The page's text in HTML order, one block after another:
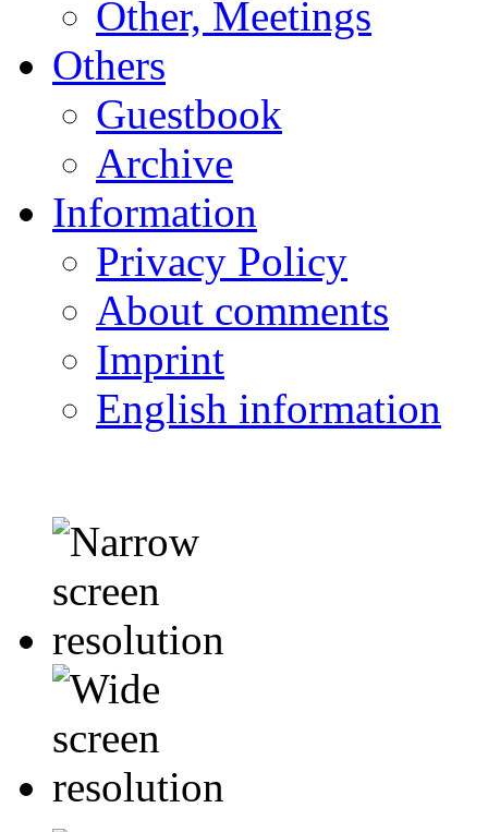
Other, Meetings
Others
Guestbook
Archive
Information
Privacy Policy
About comments
Imprint
English information